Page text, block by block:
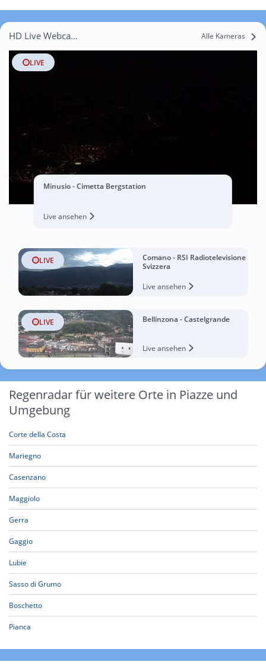
HD Live Webcams Piazze Alle Kameras
LIVE
Minusio - Cimetta Bergstation
Live ansehen
LIVE
Comano - RSI Radiotelevisione
Svizzera
Live ansehen
LIVE Bellinzona - Castelgrande
Live ansehen
Regenradar für weitere Orte in Piazze und
Umgebung
Corte della Costa
Mariegno
Casenzano
Maggiolo
Gerra
Gaggio
Lubie
Sasso di Grumo
Boschetto
Pianca